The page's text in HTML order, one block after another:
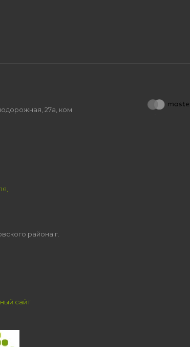
27а, ком
района г.
сайт